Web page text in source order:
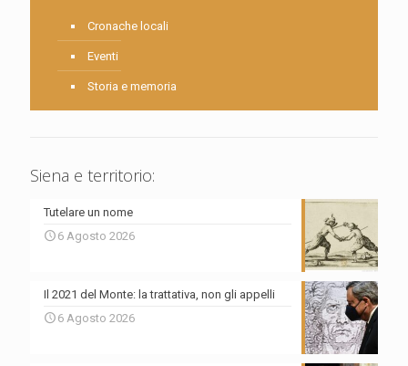
Cronache locali
Eventi
Storia e memoria
Siena e territorio:
Tutelare un nome
6 Agosto 2026
Il 2021 del Monte: la trattativa, non gli appelli
6 Agosto 2026